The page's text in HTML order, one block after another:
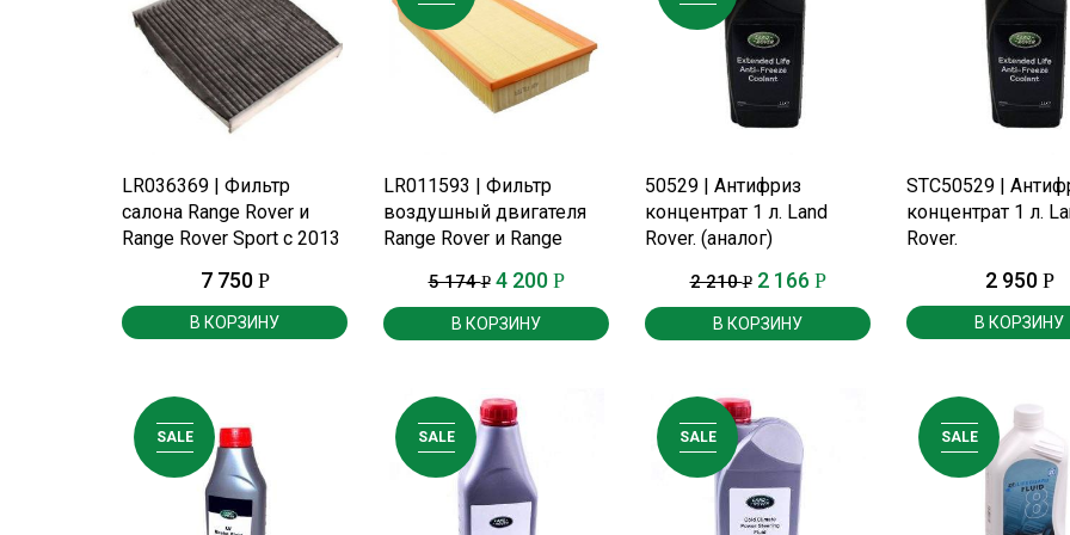
ПОДРОБНЕЕ
LR036369 | Фильтр
салона Range Rover и
Range Rover Sport c 2013
7 750 Р
В КОРЗИНУ
ПОДРОБНЕЕ
LR011593 | Фильтр
воздушный двигателя
Range Rover и Range
5 174Р 4 200 Р
В КОРЗИНУ
ПОДРОБНЕЕ
50529 | Антифриз
концентрат 1 л. Land
Rover. (аналог)
2 210Р 2 166 Р
В КОРЗИНУ
ПОДРОБНЕЕ
STC50529 |
концентрат 1 л.
Rover.
2 950 Р
В КОРЗИНУ
SALE SALE SALE SALE